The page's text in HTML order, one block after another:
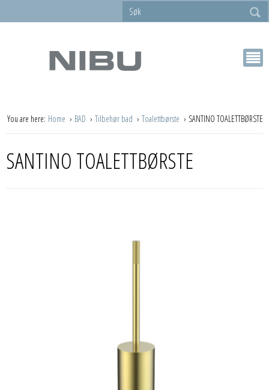
You are here: Home BAD Tilbehør bad Toalettbørste SANTINO TOALETTBØRSTE
SANTINO TOALETTBØRSTE